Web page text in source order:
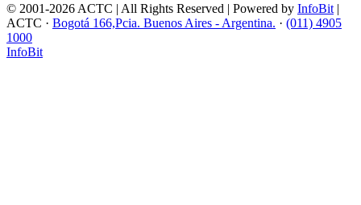
© 2001-2026 ACTC | All Rights Reserved | Powered by InfoBit |
ACTC · Bogotá 166,Pcia. Buenos Aires - Argentina. · (011) 4905
1000
InfoBit